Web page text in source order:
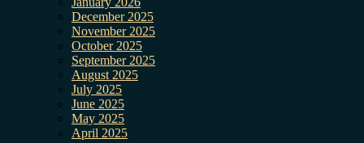
December 2025
November 2025
October 2025
September 2025
August 2025
July 2025
June 2025
May 2025
April 2025